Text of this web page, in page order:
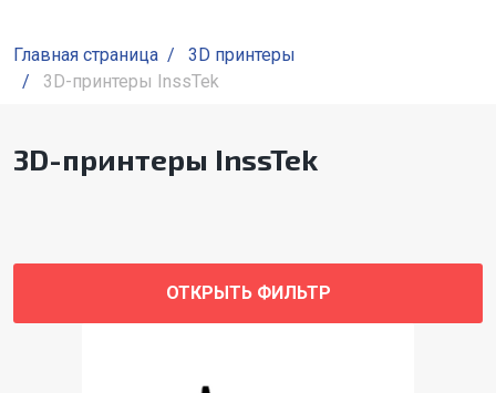
Главная страница /
3D принтеры
/
3D-принтеры InssTek
3D-принтеры InssTek
ОТКРЫТЬ ФИЛЬТР